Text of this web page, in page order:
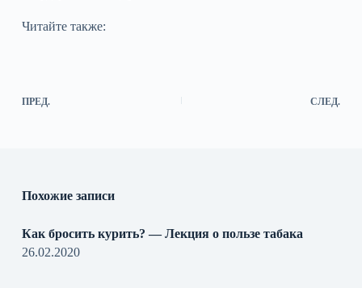
Читайте также:
ПРЕД. СЛЕД.
Похожие записи
Как бросить курить? — Лекция о пользе табака
26.02.2020